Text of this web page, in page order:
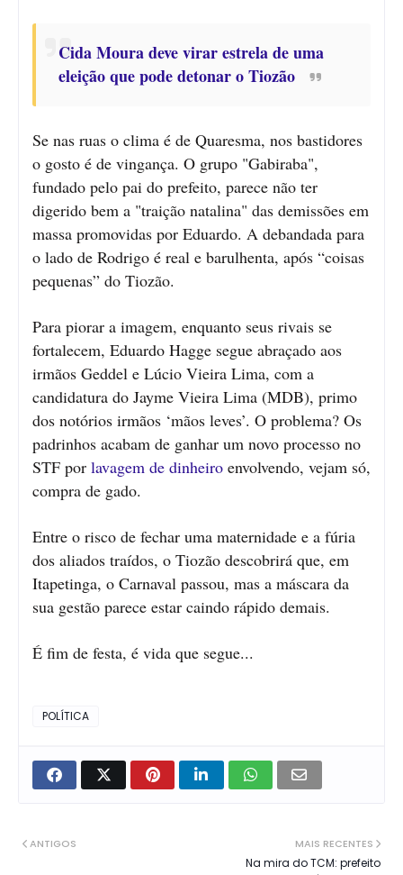
Cida Moura deve virar estrela de uma
eleição que pode detonar o Tiozão
Se nas ruas o clima é de Quaresma, nos bastidores
o gosto é de vingança. O grupo "Gabiraba",
fundado pelo pai do prefeito, parece não ter
digerido bem a "traição natalina" das demissões em
massa promovidas por Eduardo. A debandada para
o lado de Rodrigo é real e barulhenta, após “coisas
pequenas” do Tiozão.
Para piorar a imagem, enquanto seus rivais se
fortalecem, Eduardo Hagge segue abraçado aos
irmãos Geddel e Lúcio Vieira Lima, com a
candidatura do Jayme Vieira Lima (MDB), primo
dos notórios irmãos ‘mãos leves’. O problema? Os
padrinhos acabam de ganhar um novo processo no
STF por lavagem de dinheiro envolvendo, vejam só,
compra de gado.
Entre o risco de fechar uma maternidade e a fúria
dos aliados traídos, o Tiozão descobrirá que, em
Itapetinga, o Carnaval passou, mas a máscara da
sua gestão parece estar caindo rápido demais.
É fim de festa, é vida que segue...
POLÍTICA
MAIS RECENTES
Na mira do TCM: prefeito
ANTIGOS